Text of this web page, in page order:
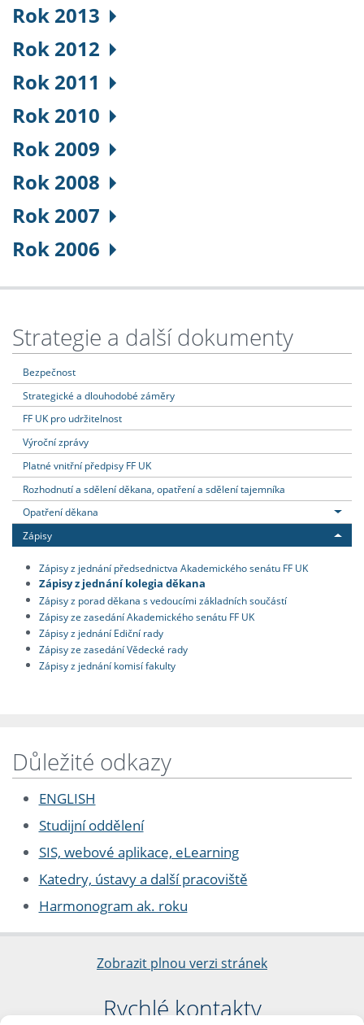
Rok 2013
Rok 2012
Rok 2011
Rok 2010
Rok 2009
Rok 2008
Rok 2007
Rok 2006
Strategie a další dokumenty
Bezpečnost
Strategické a dlouhodobé záměry
FF UK pro udržitelnost
Výroční zprávy
Platné vnitřní předpisy FF UK
Rozhodnutí a sdělení děkana, opatření a sdělení tajemníka
Opatření děkana
Zápisy
Zápisy z jednání předsednictva Akademického senátu FF UK
Zápisy z jednání kolegia děkana
Zápisy z porad děkana s vedoucími základních součástí
Zápisy ze zasedání Akademického senátu FF UK
Zápisy z jednání Ediční rady
Zápisy ze zasedání Vědecké rady
Zápisy z jednání komisí fakulty
Důležité odkazy
ENGLISH
Studijní oddělení
SIS, webové aplikace, eLearning
Katedry, ústavy a další pracoviště
Harmonogram ak. roku
Zobrazit plnou verzi stránek
Rychlé kontakty